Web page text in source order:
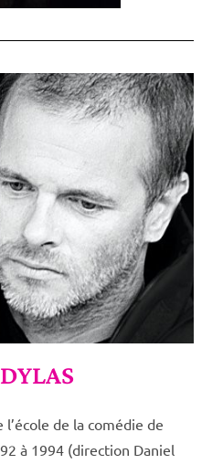
de la comédie de
à 1994 (direction Daniel